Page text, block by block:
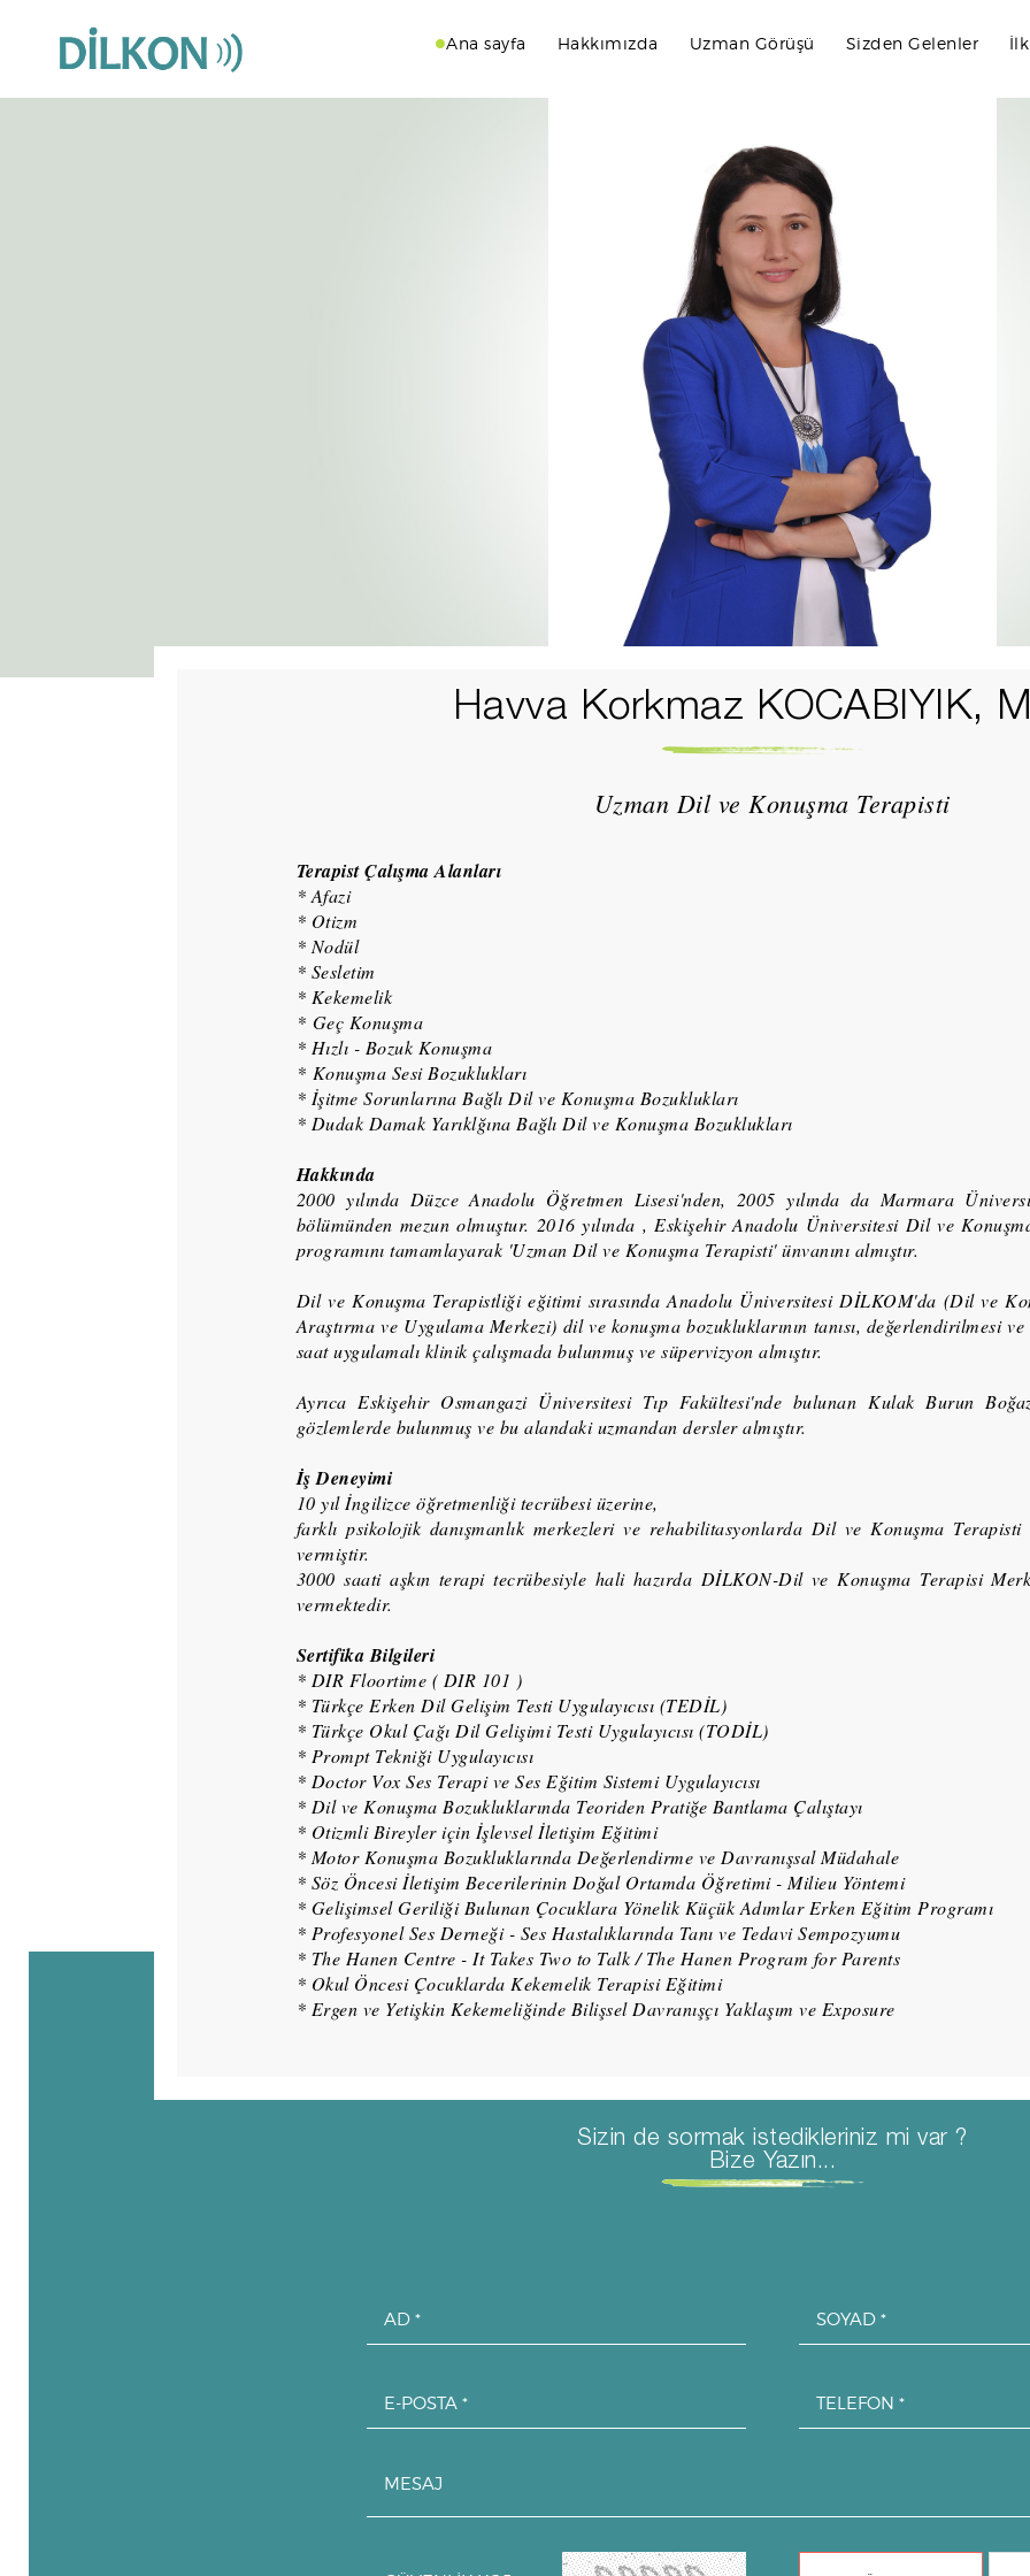
Ana sayfa Hakkımızda Uzman Görüşü Sizden Gelenler
Havva Korkmaz KOCABIYIK,
Uzman Dil ve Konuşma Terapisti
Terapist Çalışma Alanları
* Afazi
* Otizm
* Nodül
* Sesletim
* Kekemelik
* Geç Konuşma
* Hızlı - Bozuk Konuşma
* Konuşma Sesi Bozuklukları
* İşitme Sorunlarına Bağlı Dil ve Konuşma Bozuklukları
* Dudak Damak Yarıklğına Bağlı Dil ve Konuşma Bozuklukları
Hakkında
2000 yılında Düzce Anadolu Öğretmen Lisesi'nden, 2005 yılında da Marmara
bölümünden mezun olmuştur. 2016 yılında , Eskişehir Anadolu Üniversitesi Dil ve
programını tamamlayarak 'Uzman Dil ve Konuşma Terapisti' ünvanını almıştır.
Dil ve Konuşma Terapistliği eğitimi sırasında Anadolu Üniversitesi DİLKOM'da (Dil ve
Araştırma ve Uygulama Merkezi) dil ve konuşma bozukluklarının tanısı, değerlendirilmesi
saat uygulamalı klinik çalışmada bulunmuş ve süpervizyon almıştır.
Ayrıca Eskişehir Osmangazi Üniversitesi Tıp Fakültesi'nde bulunan Kulak Burun
gözlemlerde bulunmuş ve bu alandaki uzmandan dersler almıştır.
İş Deneyimi
10 yıl İngilizce öğretmenliği tecrübesi üzerine,
farklı psikolojik danışmanlık merkezleri ve rehabilitasyonlarda Dil ve Konuşma Terapisti
vermiştir.
3000 saati aşkın terapi tecrübesiyle hali hazırda DİLKON-Dil ve Konuşma Terapisi
vermektedir.
Sertifika Bilgileri
* DIR Floortime ( DIR 101 )
* Türkçe Erken Dil Gelişim Testi Uygulayıcısı (TEDİL)
* Türkçe Okul Çağı Dil Gelişimi Testi Uygulayıcısı (TODİL)
* Prompt Tekniği Uygulayıcısı
* Doctor Vox Ses Terapi ve Ses Eğitim Sistemi Uygulayıcısı
* Dil ve Konuşma Bozukluklarında Teoriden Pratiğe Bantlama Çalıştayı
* Otizmli Bireyler için İşlevsel İletişim Eğitimi
* Motor Konuşma Bozukluklarında Değerlendirme ve Davranışsal Müdahale
* Söz Öncesi İletişim Becerilerinin Doğal Ortamda Öğretimi - Milieu Yöntemi
* Gelişimsel Geriliği Bulunan Çocuklara Yönelik Küçük Adımlar Erken Eğitim Programı
* Profesyonel Ses Derneği - Ses Hastalıklarında Tanı ve Tedavi Sempozyumu
* The Hanen Centre - It Takes Two to Talk / The Hanen Program for Parents
* Okul Öncesi Çocuklarda Kekemelik Terapisi Eğitimi
* Ergen ve Yetişkin Kekemeliğinde Bilişsel Davranışçı Yaklaşım ve Exposure
Sizin de sormak istedikleriniz mi var ?
Bize Yazın...